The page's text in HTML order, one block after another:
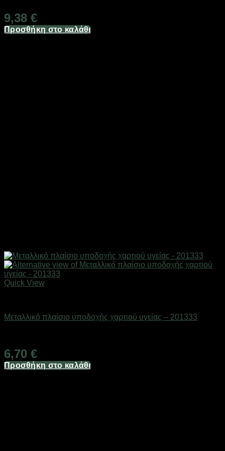
9,38 €
Προσθήκη στο καλάθι
Quick View
Μεταλλικό πλαίσιο υποδοχής χαρτιού υγείας – 201333
6,70 €
Προσθήκη στο καλάθι